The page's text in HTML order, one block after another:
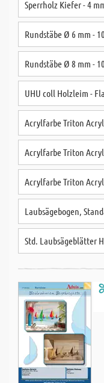
Sperrholz Kiefer - 4
Rundstäbe Ø 6 mm -
Rundstäbe Ø 8 mm -
UHU coll Holzleim -
Acrylfarbe Triton
Acrylfarbe Triton
Acrylfarbe Triton
Laubsägebogen,
Std. Laubsägeblätter